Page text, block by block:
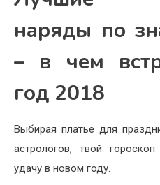
наряды по
– в чем
год 2018
Выбирая платье для
астрологов, твой
удачу в новом году.